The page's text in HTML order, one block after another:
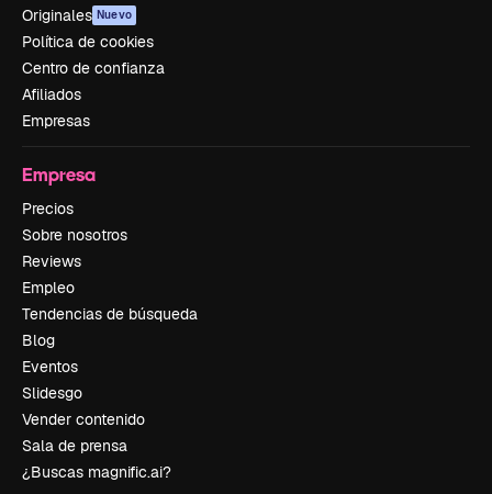
Originales Nuevo
Política de cookies
Centro de confianza
Afiliados
Empresas
Empresa
Precios
Sobre nosotros
Reviews
Empleo
Tendencias de búsqueda
Blog
Eventos
Slidesgo
Vender contenido
Sala de prensa
¿Buscas magnific.ai?